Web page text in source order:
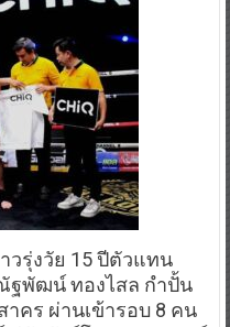
รุ่งวัย 15 ปีตัวแทน
ฐพัฒน์ ทองไสล กำปั้น
คร ผ่านเข้ารอบ 8 คน